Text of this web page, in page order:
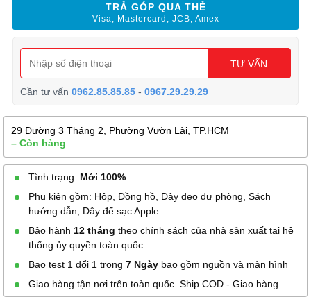
TRẢ GÓP QUA THẺ
Visa, Mastercard, JCB, Amex
TƯ VẤN
Cần tư vấn0962.85.85.85 -0967.29.29.29
29 Đường 3 Tháng 2, Phường Vườn Lài, TP.HCM
– Còn hàng
Tình trạng: Mới 100%
Phụ kiện gồm: Hộp, Đồng hồ, Dây đeo dự phòng, Sách
hướng dẫn, Dây đế sạc Apple
Bảo hành 12 tháng theo chính sách của nhà sản xuất tại hệ
thống ủy quyền toàn quốc.
Bao test 1 đổi 1 trong 7 Ngày bao gồm nguồn và màn hình
Giao hàng tận nơi trên toàn quốc. Ship COD - Giao hàng